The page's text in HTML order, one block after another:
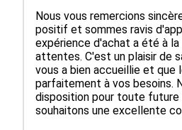
Nous vous remercions
positif et sommes ravis
expérience d'achat a été à la
attentes. C'est un plaisir de
vous a bien accueillie et que
parfaitement à vos besoins.
disposition pour toute future
souhaitons une excellente